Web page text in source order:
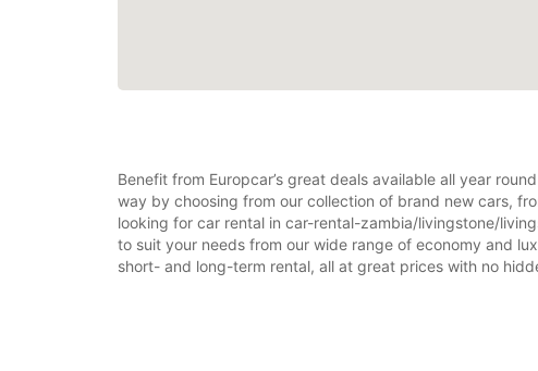
Benefit from Europcar’s great deals available all year
way by choosing from our collection of brand new cars,
looking for car rental in car-rental-zambia/livingstone/
to suit your needs from our wide range of economy and
short- and long-term rental, all at great prices with no